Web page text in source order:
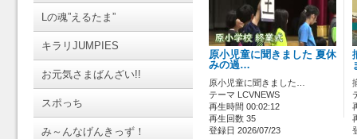
Lの魂”えるたま”
キラリJUMPIES
お元気さまばんざい!!
スポっち
み～んなげんきっず！
原小児童に聞きました 夏休
みの過…
原小児童に聞きました…
テーマ LCVNEWS
再生時間 00:02:12
再生回数 35
登録日 2026/07/23